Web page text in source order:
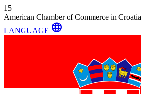
15
American Chamber of Commerce in Croatia
LANGUAGE language